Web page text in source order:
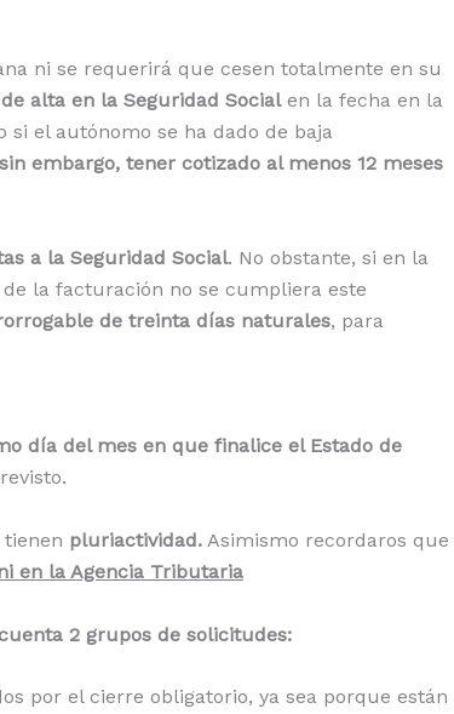
ni se requerirá que cesen totalmente en su
alta en la Seguridad Socialen la fecha en la
si el autónomo se ha dado de baja
embargo, tener cotizado al menos 12 meses
a la Seguridad Social. No obstante, si en la
la facturación no se cumpliera este
de treinta días naturales, para
día del mes en que finalice el Estado de
pluriactividad. Asimismo recordaros que
en la Agencia Tributaria
2 grupos de solicitudes:
por el cierre obligatorio, ya sea porque están